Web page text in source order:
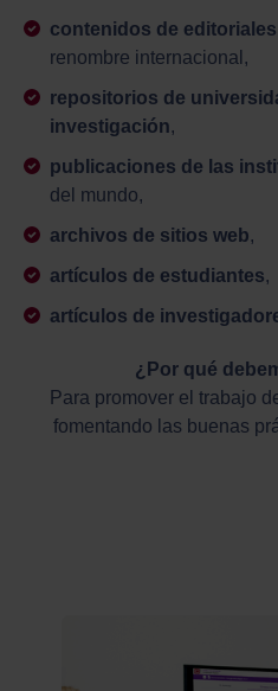
contenidos de
renombre internacional,
repositorios de
investigación,
publicaciones de las
del mundo,
archivos de sitios web,
artículos de estudiantes,
artículos de
¿Por qué
Para promover el trabajo
fomentando las buenas